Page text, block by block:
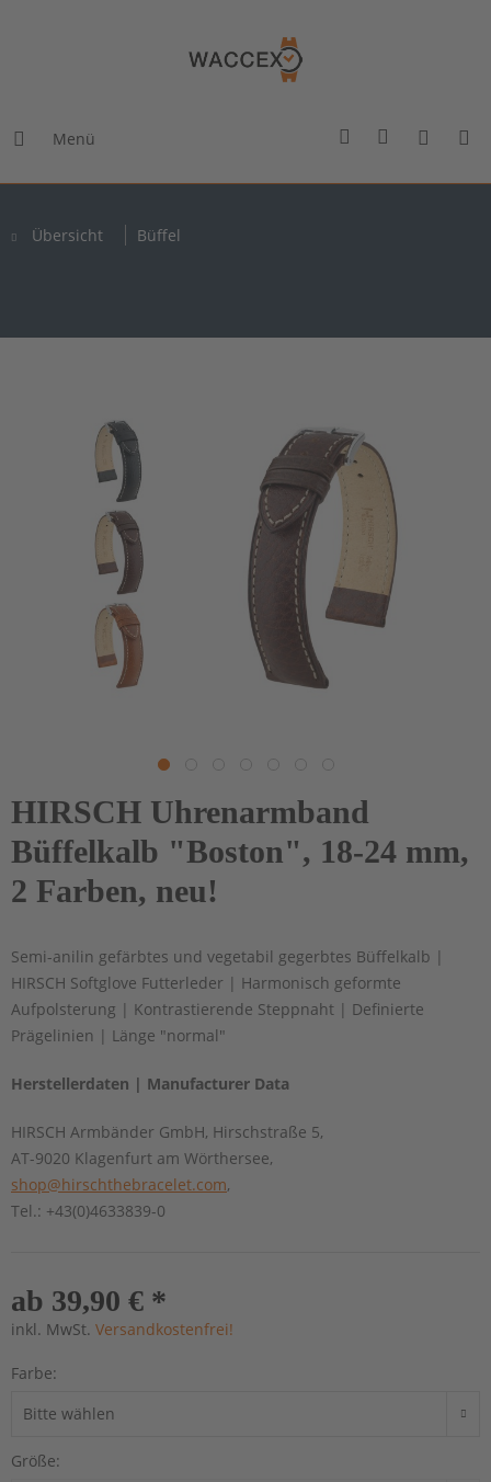
Menü
Übersicht Büffel
HIRSCH Uhrenarmband
Büffelkalb "Boston", 18-24 mm,
2 Farben, neu!
Semi-anilin gefärbtes und vegetabil gegerbtes Büffelkalb |
HIRSCH Softglove Futterleder | Harmonisch geformte
Aufpolsterung | Kontrastierende Steppnaht | Definierte
Prägelinien | Länge "normal"
Herstellerdaten | Manufacturer Data
HIRSCH Armbänder GmbH, Hirschstraße 5,
AT-9020 Klagenfurt am Wörthersee,
shop@hirschthebracelet.com,
Tel.: +43(0)4633839-0
ab 39,90 € *
inkl. MwSt. Versandkostenfrei!
Farbe:
Größe: